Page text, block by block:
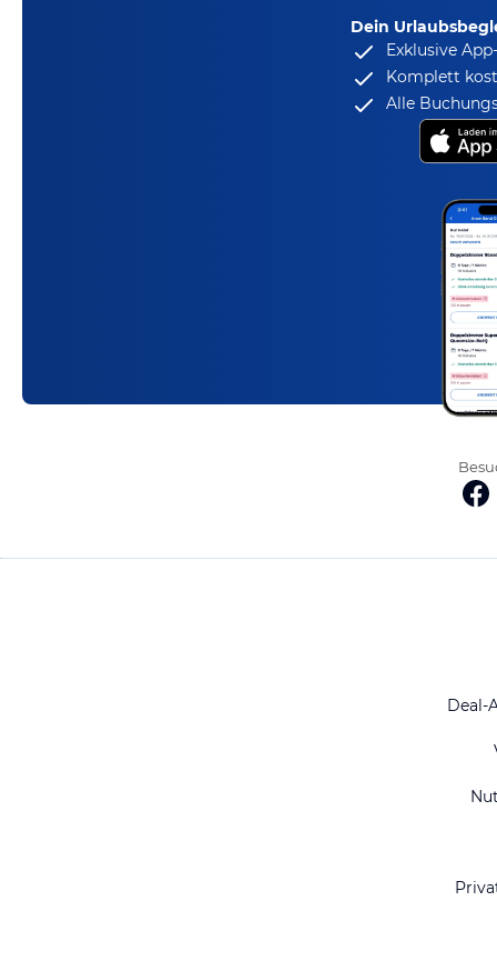
Dein
Exklusive
Komplett
Alle
Deal-